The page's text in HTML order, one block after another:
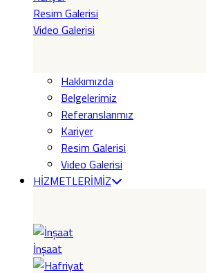
Resim Galerisi
Video Galerisi
Hakkımızda
Belgelerimiz
Referanslarımız
Kariyer
Resim Galerisi
Video Galerisi
HİZMETLERİMİZ
İnşaat